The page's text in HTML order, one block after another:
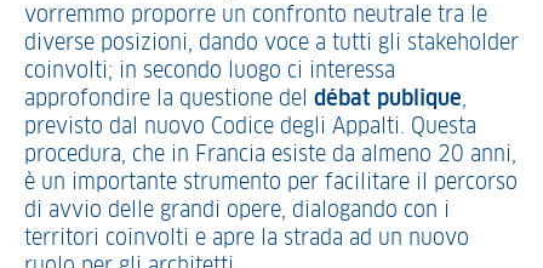
vorremmo proporre un confronto neutrale tra le
diverse posizioni, dando voce a tutti gli stakeholder
coinvolti; in secondo luogo ci interessa
approfondire la questione del débat publique,
previsto dal nuovo Codice degli Appalti. Questa
procedura, che in Francia esiste da almeno 20 anni,
è un importante strumento per facilitare il percorso
di avvio delle grandi opere, dialogando con i
territori coinvolti e apre la strada ad un nuovo